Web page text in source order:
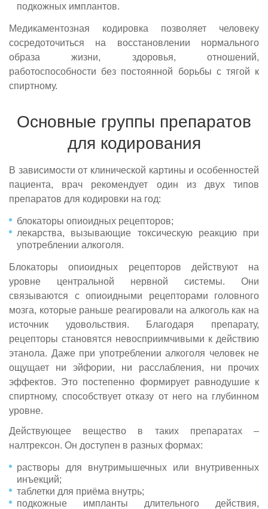
подкожных имплантов.
Медикаментозная кодировка позволяет человеку
сосредоточиться на восстановлении нормального
образа жизни, здоровья, отношений,
работоспособности без постоянной борьбы с тягой к
спиртному.
Основные группы препаратов
для кодирования
В зависимости от клинической картины и особенностей
пациента, врач рекомендует один из двух типов
препаратов для кодировки на год:
блокаторы опиоидных рецепторов;
лекарства, вызывающие токсическую реакцию при
употреблении алкоголя.
Блокаторы опиоидных рецепторов действуют на
уровне центральной нервной системы. Они
связываются с опиоидными рецепторами головного
мозга, которые раньше реагировали на алкоголь как на
источник удовольствия. Благодаря препарату,
рецепторы становятся невосприимчивыми к действию
этанола. Даже при употреблении алкоголя человек не
ощущает ни эйфории, ни расслабления, ни прочих
эффектов. Это постепенно формирует равнодушие к
спиртному, способствует отказу от него на глубинном
уровне.
Действующее вещество в таких препаратах –
налтрексон. Он доступен в разных формах:
растворы для внутримышечных или внутривенных
инъекций;
таблетки для приёма внутрь;
подкожные импланты длительного действия,